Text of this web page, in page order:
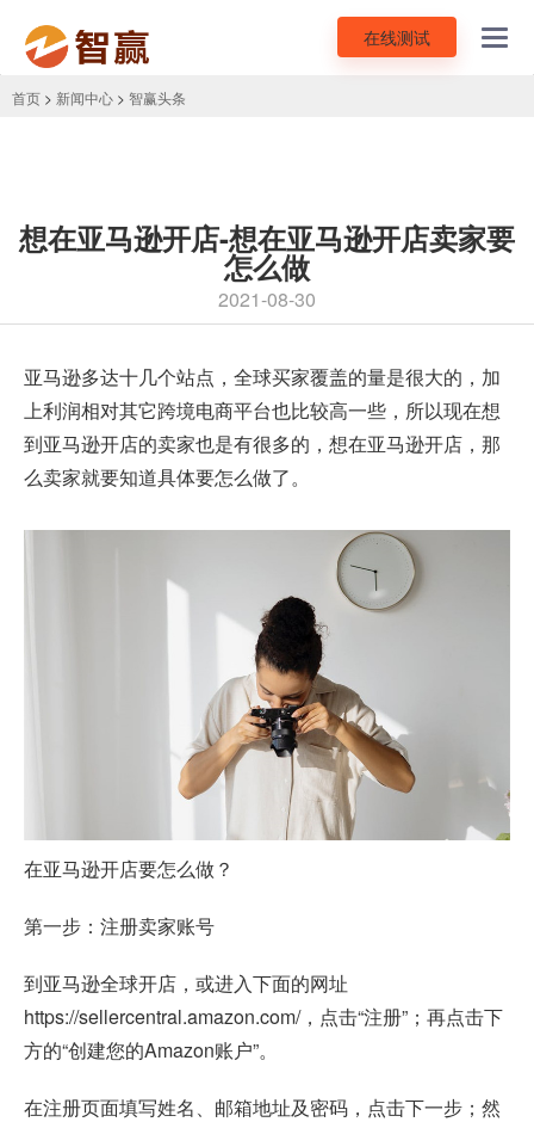
在线测试
首页 > 新闻中心 > 智赢头条
想在亚马逊开店-想在亚马逊开店卖家要
怎么做
2021-08-30
亚马逊多达十几个站点，全球买家覆盖的量是很大的，加
上利润相对其它跨境电商平台也比较高一些，所以现在想
到亚马逊开店的卖家也是有很多的，想在亚马逊开店，那
么卖家就要知道具体要怎么做了。
在亚马逊开店要怎么做？
第一步：注册卖家账号
到亚马逊全球开店，或进入下面的网址
https://sellercentral.amazon.com/，点击“注册”；再点击下
方的“创建您的Amazon账户”。
在注册页面填写姓名、邮箱地址及密码，点击下一步；然